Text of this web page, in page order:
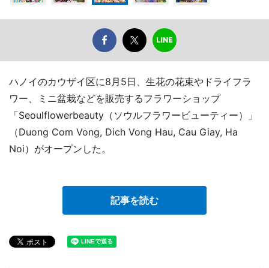
ハノイのカウザイ区に8月5日、生花の花束やドライフラ
ワー、ミニ盆栽などを販売するフラワーショップ
「Seoulflowerbeauty（ソウルフラワービューティー）」
（Duong Com Vong, Dich Vong Hau, Cau Giay, Ha
Noi）がオープンした。
記事を読む